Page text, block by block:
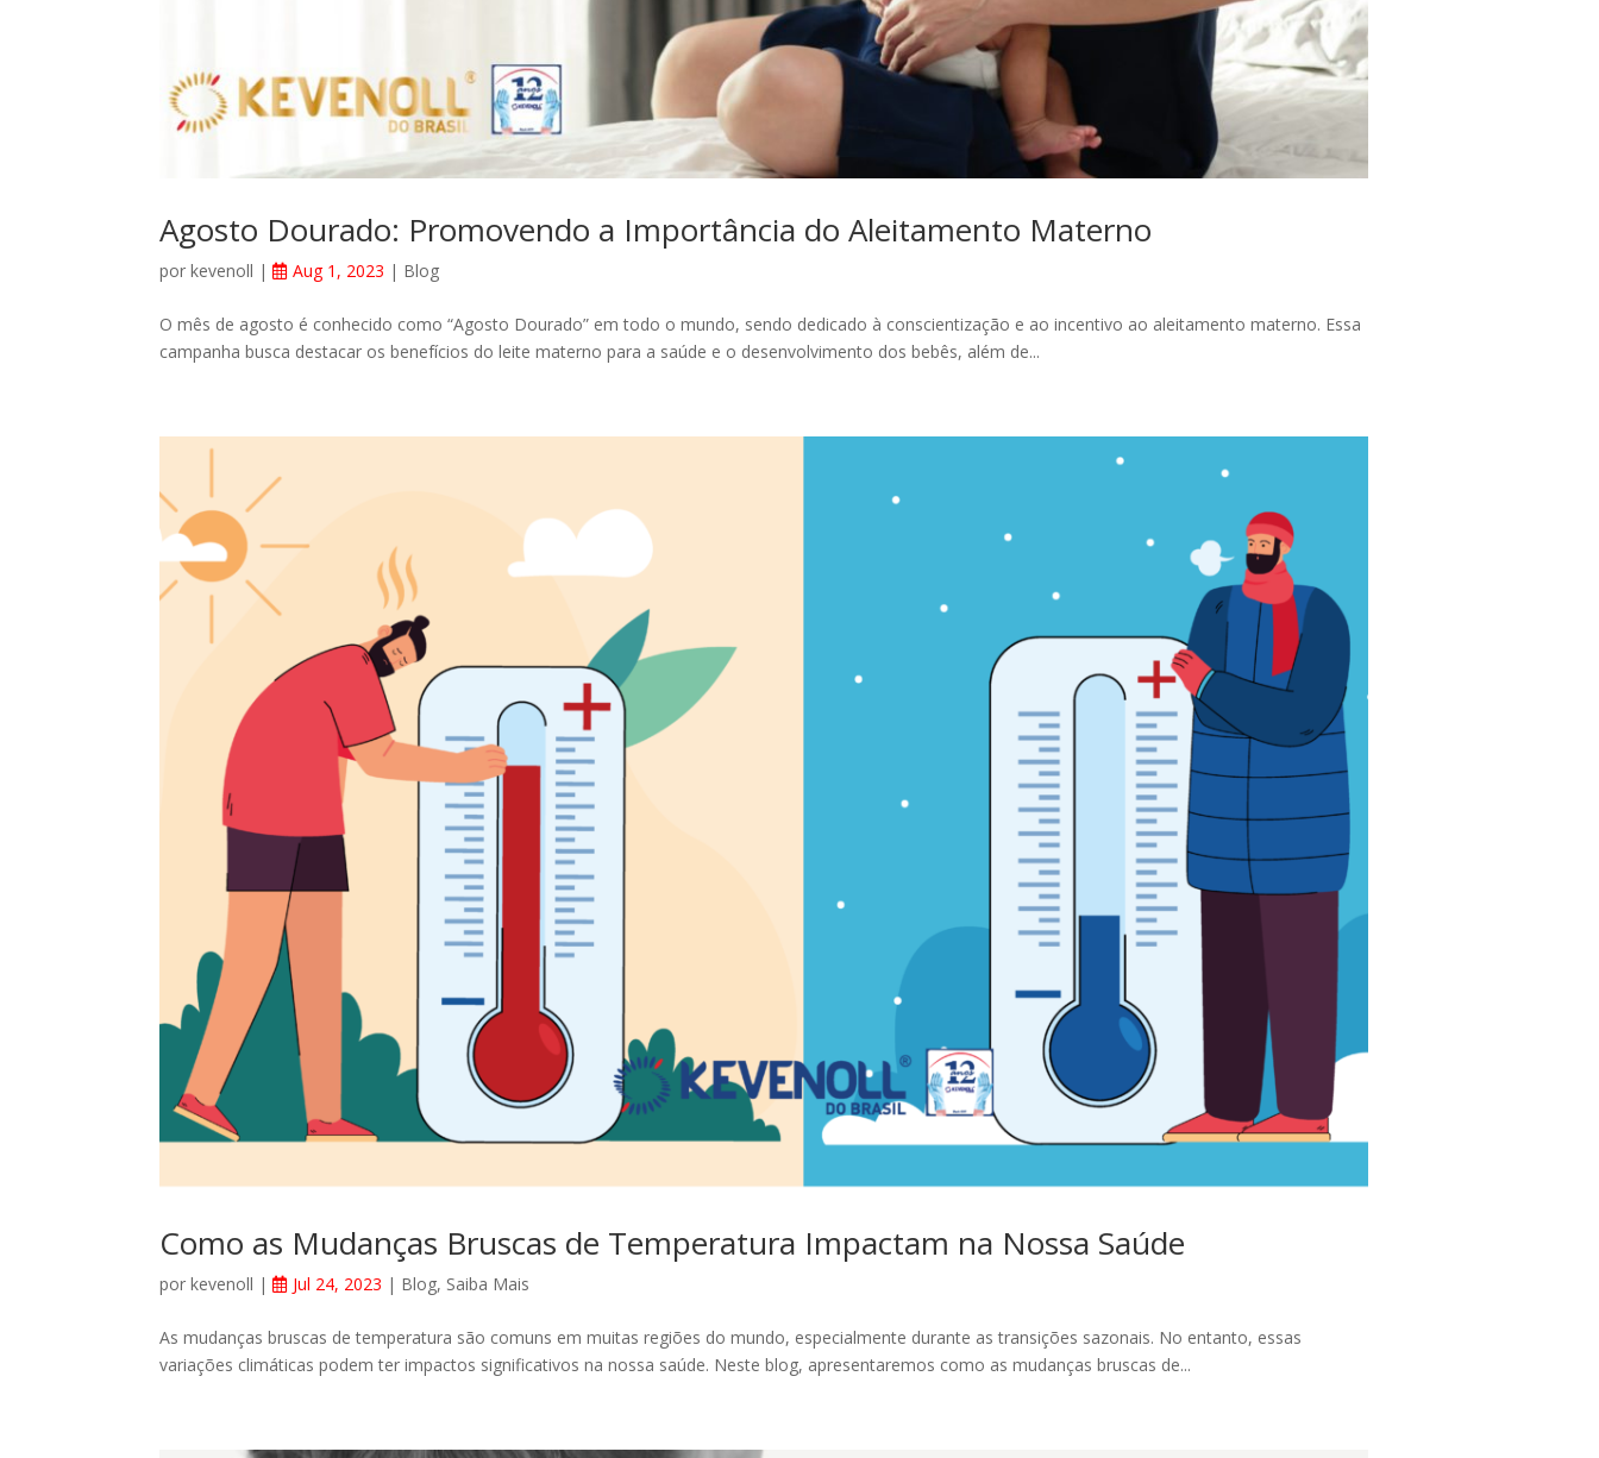
Agosto Dourado: Promovendo a Importância do Aleitamento Materno
porkevenoll | Aug 1, 2023 | Blog
O mês de agosto é conhecido como “Agosto Dourado” em todo o mundo, sendo dedicado à conscientização e ao incentivo ao aleitamento materno. Essa
campanha busca destacar os benefícios do leite materno para a saúde e o desenvolvimento dos bebês, além de...
Como as Mudanças Bruscas de Temperatura Impactam na Nossa Saúde
porkevenoll | Jul 24, 2023 | Blog, Saiba Mais
As mudanças bruscas de temperatura são comuns em muitas regiões do mundo, especialmente durante as transições sazonais. No entanto, essas
variações climáticas podem ter impactos significativos na nossa saúde. Neste blog, apresentaremos como as mudanças bruscas de...